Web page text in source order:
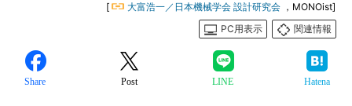
[ 大富浩一／日本機械学会 設計研究会 ，MONOist]
PC用表示
関連情報
Share Post LINE Hatena